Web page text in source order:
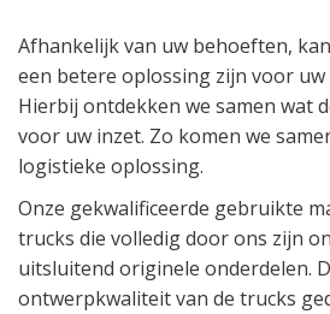
Afhankelijk van uw behoeften,
een betere oplossing zijn voor
Hierbij ontdekken we samen wat
voor uw inzet. Zo komen we
logistieke oplossing.
Onze gekwalificeerde gebruikte
trucks die volledig door ons zijn
uitsluitend originele onderdelen.
ontwerpkwaliteit van de trucks